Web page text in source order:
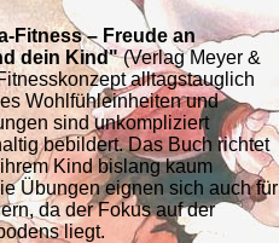
Fitness – Freude an
dein Kind"(Verlag Meyer &
alltagstauglich
Wohlfühleinheiten und
sind unkompliziert
bebildert. Das Buch richtet
Kind bislang kaum
Übungen eignen sich auch für
da der Fokus auf der
liegt.